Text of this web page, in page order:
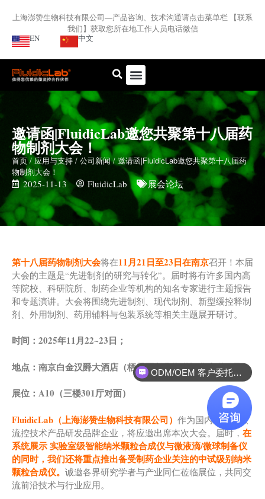
上海澎赞生物科技有限公司—产品咨询、技术沟通请点击菜单栏 【联系
我们】获取您所在地工作人员电话微信
EN
中文
邀请函|FluidicLab邀您共聚第十八届药
物制剂大会！
首页/应用与支持 / 公司新闻/ 邀请函|FluidicLab邀您共聚第十八届药
物制剂大会！
2025-11-13 FluidicLab 展会论坛
第十八届药物制剂大会将在11月21日至23日在南京召开！本届
大会的主题是“先进制剂的研究与转化”。届时将有许多国内高
等院校、科研院所、制药企业等机构的知名专家进行主题报告
和专题演讲。大会将围绕先进制剂、现代制剂、新型缓控释制
剂、外用制剂、药用辅料与包装系统等相关主题展开研讨。
时间： 2025年11月22~23日；
地点：南京白金汉爵大酒店（栖霞区尧化街道智谷大道1号）
展位： A10 （三楼301厅对面）
FluidicLab （上海澎赞生物科技有限公司） 作为国内知名的微
流控技术产品研发品牌企业，将应邀出席本次大会。届时， 在
系统展示 实验室级智能纳米颗粒合成仪与微液滴/微球制备仪
的同时，我们还将重点推出备受制药企业关注的中试级别纳米
颗粒合成仪。 诚邀各界研究学者与产业同仁莅临展位，共同交
流前沿技术与行业应用。
实验方案外包服务